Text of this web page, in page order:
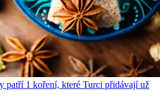
patří 1 koření, které Turci přidávají už